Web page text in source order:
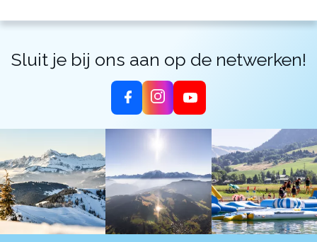
Sluit je bij ons aan op de netwerken!